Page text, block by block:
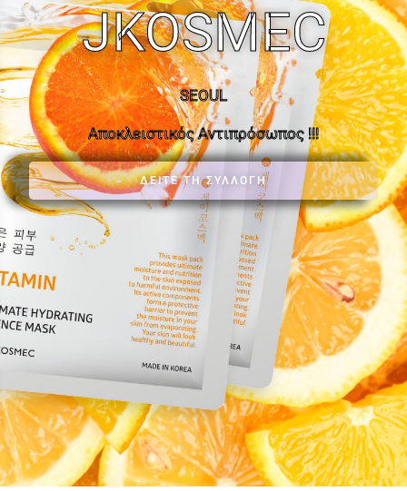
JKOSMEC
SEOUL
Αποκλειστικός Αντιπρόσωπος !!!
ΔΕΊΤΕ ΤΗ ΣΥΛΛΟΓΗ